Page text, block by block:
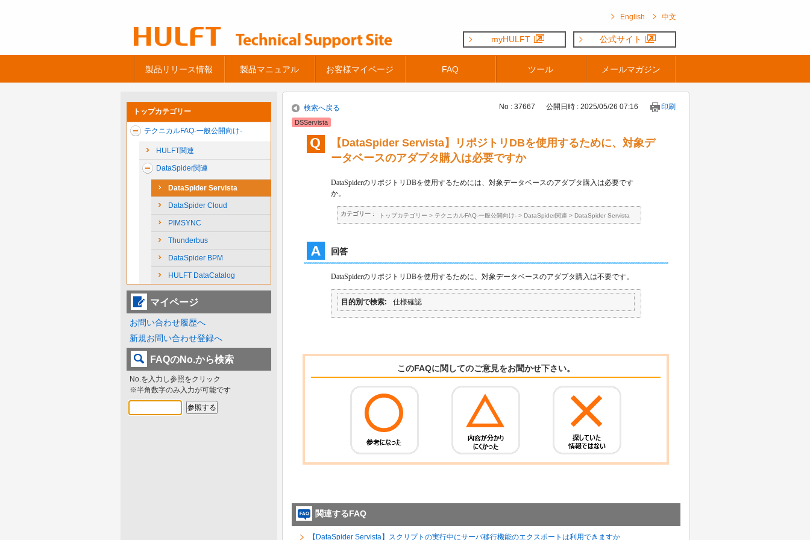
English 中文
製品リリース情報 製品マニュアル お客様マイページ FAQ ツール メールマガジン
myHULFT 公式サイト
トップカテゴリー
テクニカルFAQ-一般公開向け-
HULFT関連
DataSpider関連
DataSpider Servista
DataSpider Cloud
PIMSYNC
Thunderbus
DataSpider BPM
HULFT DataCatalog
マイページ
お問い合わせ履歴へ
新規お問い合わせ登録へ
FAQのNo.から検索
No.を入力し参照をクリック
※半角数字のみ入力が可能です
検索へ戻る No : 37667 公開日時 : 2025/05/26 07:16 印刷
DSServista
【DataSpider Servista】リポジトリDBを使用するために、対象デ
ータベースのアダプタ購入は必要ですか
DataSpiderのリポジトリ DBを使用するためには、対象データベースのアダプタ購入は必要です
か。
カテゴリー : トップカテゴリー > テクニカルFAQ-一般公開向け-> DataSpider関連 > DataSpider Servista
回答
DataSpiderのリポジトリ DBを使用するために、対象データベースのアダプタ購入は不要です。
目的別で検索 仕様確認
このFAQに関してのご意見をお聞かせ下さい。
関連するFAQ
【DataSpider Servista】スクリプトの実行中にサーバ移行機能のエクスポートは利用できますか